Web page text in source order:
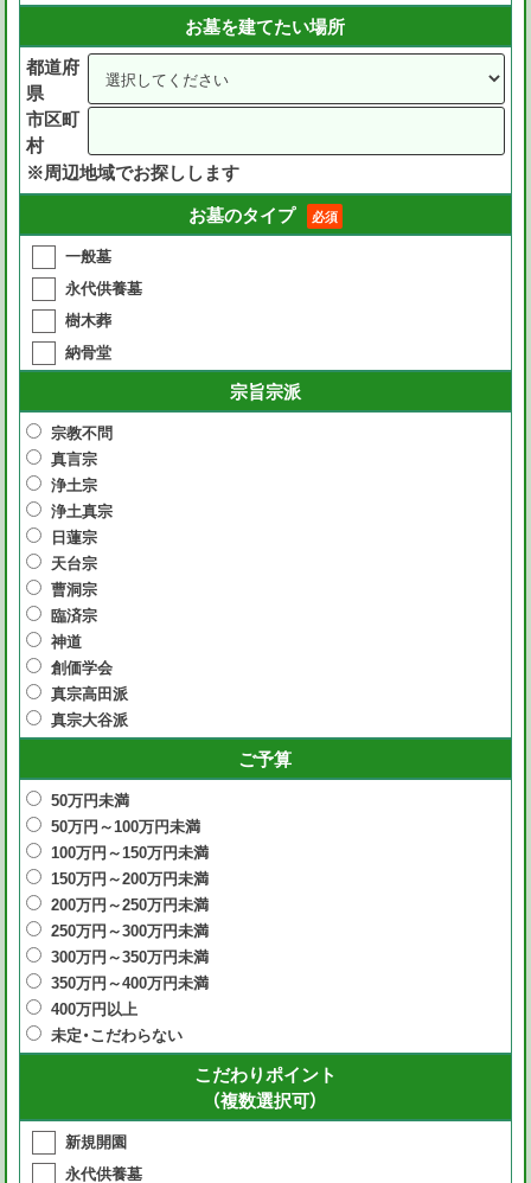
お墓を建てたい場所
都道府
県
市区町
村
※周辺地域でお探しします
お墓のタイプ
必須
一般墓
永代供養墓
樹木葬
納骨堂
宗旨宗派
宗教不問
真言宗
浄土宗
浄土真宗
日蓮宗
天台宗
曹洞宗
臨済宗
神道
創価学会
真宗高田派
真宗大谷派
ご予算
50万円未満
50万円～100万円未満
100万円～150万円未満
150万円～200万円未満
200万円～250万円未満
250万円～300万円未満
300万円～350万円未満
350万円～400万円未満
400万円以上
未定・こだわらない
こだわりポイント
（複数選択可）
新規開園
永代供養墓